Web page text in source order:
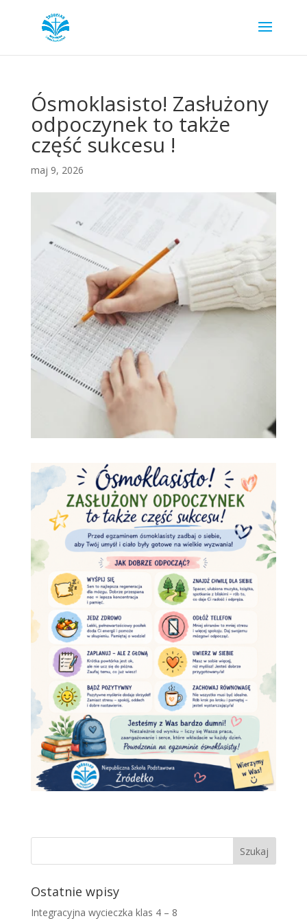
Ósmoklasisto! Zasłużony
odpoczynek to także
część sukcesu !
maj 9, 2026
Ostatnie wpisy
Integracyjna wycieczka klas 4 – 8